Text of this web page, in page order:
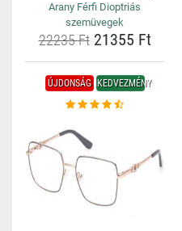
Arany Férfi Dioptriás
szemüvegek
22235 Ft21355 Ft
ÚJDONSÁG KEDVEZMÉNY